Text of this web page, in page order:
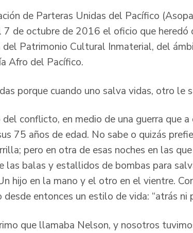
de Parteras Unidas del Pacífico
7 de octubre de 2016 el oficio que heredó
Patrimonio Cultural Inmaterial, del
Afro del Pacífico.
porque cuando uno salva vidas, otro le
conflicto, en medio de una guerra que
75 años de edad. No sabe o quizás
pero en otra de esas noches en las
las balas y estallidos de bombas para
hijo en la mano y el otro en el vientre.
desde entonces un estilo de vida: “atrás ni
que llamaba Nelson, y nosotros